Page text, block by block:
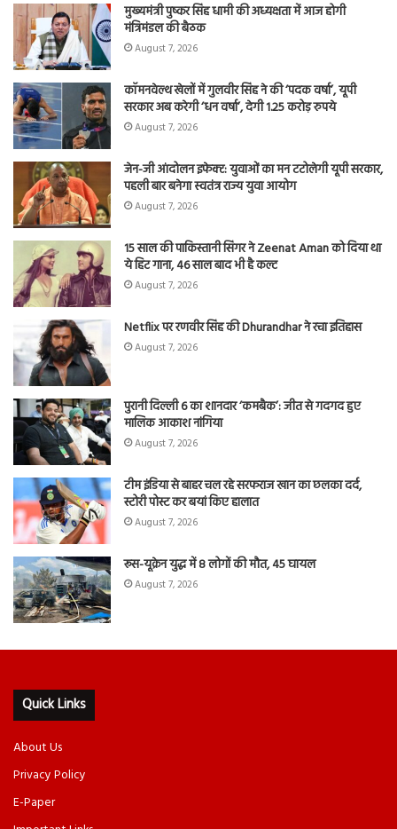
मुख्यमंत्री पुष्कर सिंह धामी की अध्यक्षता में आज होगी
मंत्रिमंडल की बैठक
August 7, 2026
कॉमनवेल्थ खेलों में गुलवीर सिंह ने की ‘पदक वर्षा’, यूपी
सरकार अब करेगी ‘धन वर्षा’, देगी 1.25 करोड़ रुपये
August 7, 2026
जेन-जी आंदोलन इफेक्ट: युवाओं का मन टटोलेगी यूपी सरकार,
पहली बार बनेगा स्वतंत्र राज्य युवा आयोग
August 7, 2026
15 साल की पाकिस्तानी सिंगर ने Zeenat Aman को दिया था
ये हिट गाना, 46 साल बाद भी है कल्ट
August 7, 2026
Netflix पर रणवीर सिंह की Dhurandhar ने रचा इतिहास
August 7, 2026
पुरानी दिल्ली 6 का शानदार ‘कमबैक’: जीत से गदगद हुए
मालिक आकाश नांगिया
August 7, 2026
टीम इंडिया से बाहर चल रहे सरफराज खान का छलका दर्द,
स्टोरी पोस्ट कर बयां किए हालात
August 7, 2026
रूस-यूक्रेन युद्ध में 8 लोगों की मौत, 45 घायल
August 7, 2026
Quick Links
About Us
Privacy Policy
E-Paper